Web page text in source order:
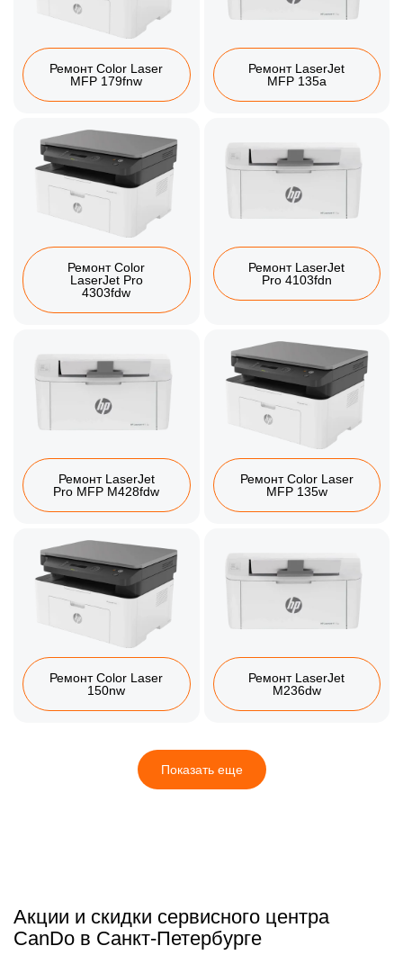
Ремонт Color Laser
MFP 179fnw
Ремонт LaserJet
MFP 135a
Ремонт Color
LaserJet Pro
4303fdw
Ремонт LaserJet
Pro 4103fdn
Ремонт LaserJet
Pro MFP M428fdw
Ремонт Color Laser
MFP 135w
Ремонт Color Laser
150nw
Ремонт LaserJet
M236dw
Показать еще
Акции и скидки сервисного центра
CanDo в Санкт-Петербурге